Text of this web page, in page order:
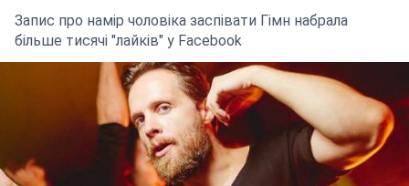
Запис про намір чоловіка заспівати Гімн набрала
більше тисячі "лайків" у Facebook